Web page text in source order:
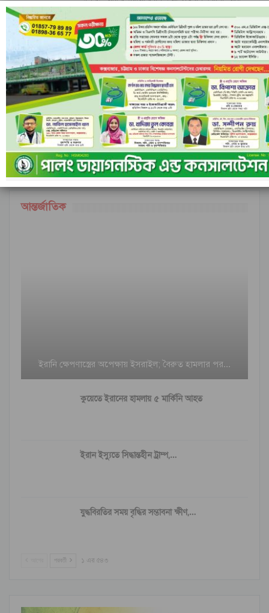
রাঙামাটির বরকলে নৌকাডুবি, নিখোঁজ ১
আগের পরবর্তী ১ এর ৬,৮৪৮
আন্তর্জাতিক
ইরানি ক্ষেপণাস্ত্রের অপেক্ষায় ইসরাইল; বৈরুত হামলার পর…
কুয়েতে ইরানের হামলায় ৫ মার্কিনি আহত
ইরান ইস্যুতে সিদ্ধান্তহীন ট্রাম্প,…
যুদ্ধবিরতির সময় বৃদ্ধির সম্ভাবনা ক্ষীণ,…
পরবর্তী ১ এর ৫৪৩